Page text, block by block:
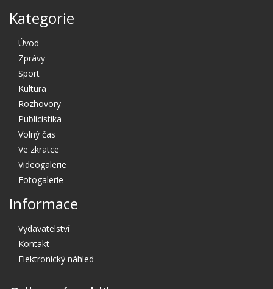
Kategorie
Úvod
Zprávy
Sport
Kultura
Rozhovory
Publicistika
Volný čas
Ve zkratce
Videogalerie
Fotogalerie
Informace
Vydavatelství
Kontakt
Elektronický náhled